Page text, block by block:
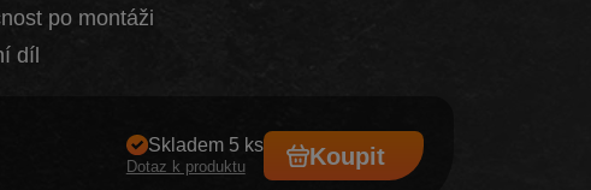
po montáži
díl
Skladem 5 ks
Dotaz k produktu Koupit